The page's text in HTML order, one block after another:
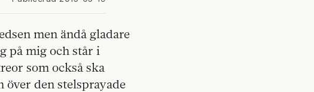
men ändå gladare
på mig och står i
som också ska
över den stelsprayade